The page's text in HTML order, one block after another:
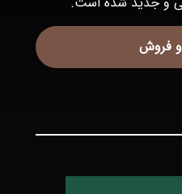
و فروش